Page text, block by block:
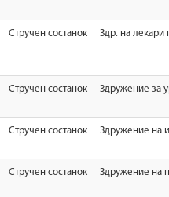
Стручен состанок Здр. на лекари
Стручен состанок Здружение за
Стручен состанок Здружение на
Стручен состанок Здружение на